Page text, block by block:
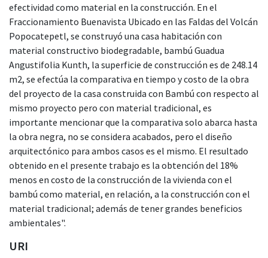
efectividad como material en la construcción. En el
Fraccionamiento Buenavista Ubicado en las Faldas del Volcán
Popocatepetl, se construyó una casa habitación con
material constructivo biodegradable, bambú Guadua
Angustifolia Kunth, la superficie de construcción es de 248.14
m2, se efectúa la comparativa en tiempo y costo de la obra
del proyecto de la casa construida con Bambú con respecto al
mismo proyecto pero con material tradicional, es
importante mencionar que la comparativa solo abarca hasta
la obra negra, no se considera acabados, pero el diseño
arquitectónico para ambos casos es el mismo. El resultado
obtenido en el presente trabajo es la obtención del 18%
menos en costo de la construcción de la vivienda con el
bambú como material, en relación, a la construcción con el
material tradicional; además de tener grandes beneficios
ambientales".
URI